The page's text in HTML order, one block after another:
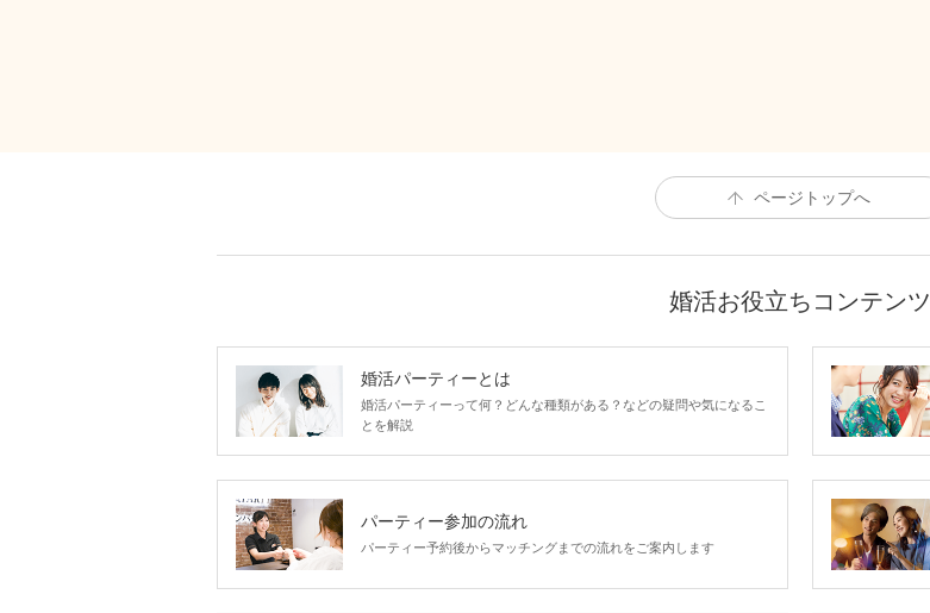
ページトップへ
婚活お役立ちコンテンツ
婚活パーティーとは
婚活パーティーって何？どんな種類がある？などの疑問や気になるこ
とを解説
パーティー参加の流れ
パーティー予約後からマッチングまでの流れをご案内します